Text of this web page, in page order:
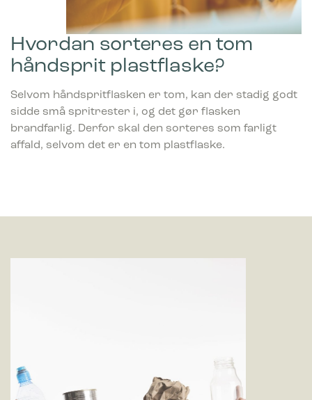
Hvordan sorteres en tom
håndsprit plastflaske?
Selvom håndspritflasken er tom, kan der stadig godt
sidde små spritrester i, og det gør flasken
brandfarlig. Derfor skal den sorteres som farligt
affald, selvom det er en tom plastflaske.